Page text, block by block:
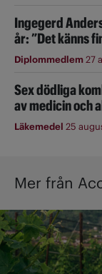
Ingegerd
år: ”Det känns
Diplommedlem27
Sex dödliga
av medicin och
Läkemedel 25
Mer från